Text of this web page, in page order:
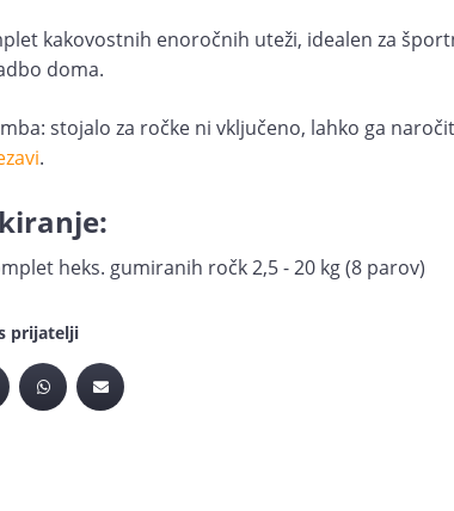
kakovostnih enoročnih uteži, idealen za
doma.
stojalo za ročke ni vključeno, lahko ga
.
heks. gumiranih ročk 2,5 - 20 kg (8 parov)
prijatelji